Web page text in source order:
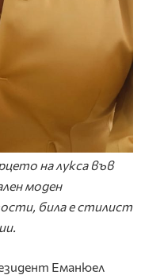
на лукса във
моден
била е стилист
Еманюел